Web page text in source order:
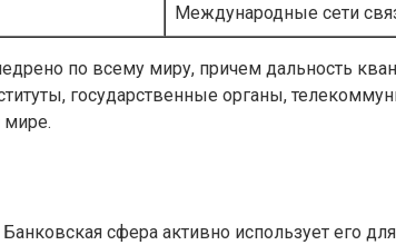
Международные сети
по всему миру, причем дальность
государственные органы,
мире.
сфера активно использует его